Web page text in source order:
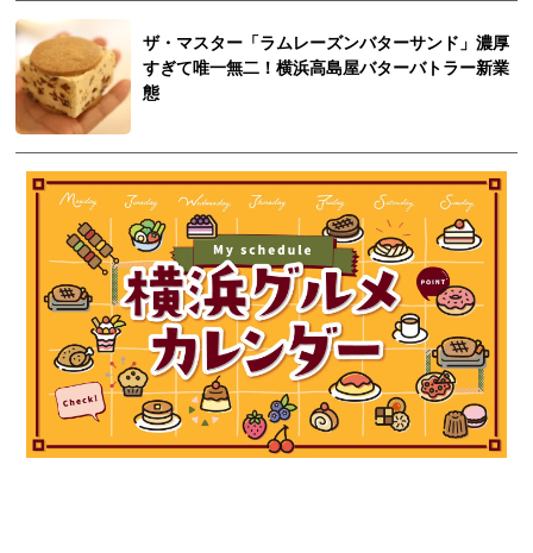
ザ・マスター「ラムレーズンバターサンド」濃厚
すぎて唯一無二！横浜高島屋バターバトラー新業
態